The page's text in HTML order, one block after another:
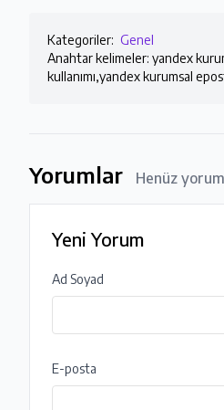
Kategoriler: Genel
Anahtar kelimeler: yandex
kullanımı,yandex kurumsal
Yorumlar Henüz
Yeni Yorum
Ad Soyad
E-posta